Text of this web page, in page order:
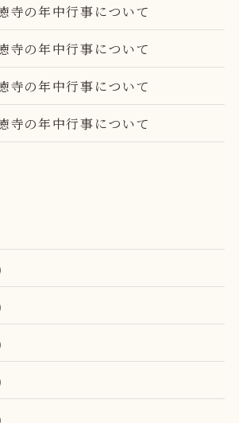
寺の年中行事について
寺の年中行事について
寺の年中行事について
寺の年中行事について